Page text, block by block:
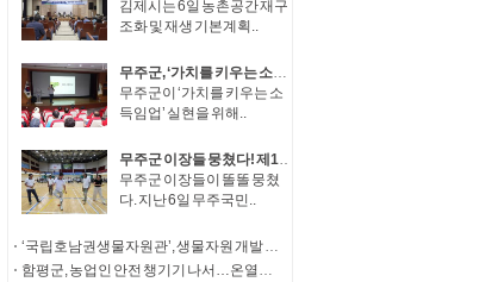
김제시는 6일 농촌공간 재구
조화 및 재생 기본계획..
무주군, ‘가치를 키우는 소득임업’ 실현 박차 “찾아가는 임업인 임산물 유통·마케팅 교육 시행'
무주군이 ‘가치를 키우는 소
득임업’ 실현을 위해..
무주군 이장들 뭉쳤다! 제14회 무주군 이장 한마음 체육대회 성료
무주군 이장들이 똘똘 뭉쳤
다. 지난 6일 무주국민..
‘국립호남권생물자원관’, 생물자원 개발 활성화를 위한 업무협약 체결
함평군, 농업인 안전 챙기기 나서…온열질환 대응 ‘앞장’